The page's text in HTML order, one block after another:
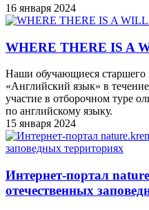
16 января 2024
WHERE THERE IS A
Наши обучающиеся старшего
«Английский язык» в
участие в отборочном туре
по английскому языку.
15 января 2024
Интернет-портал
отечественных